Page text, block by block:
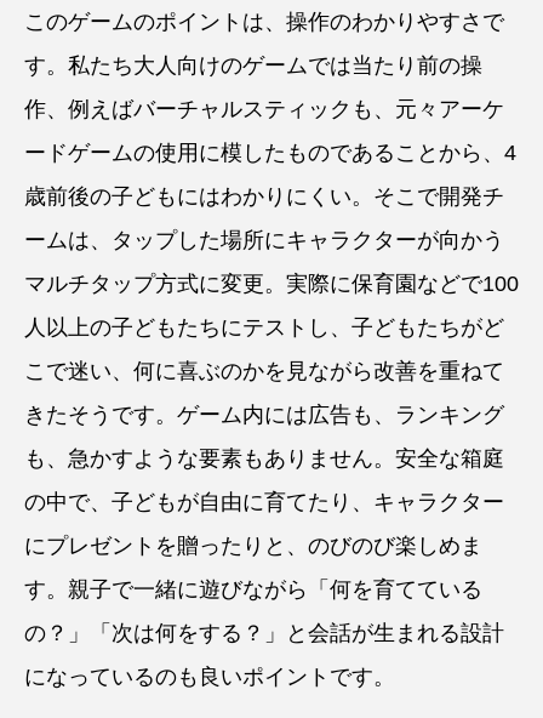
このゲームのポイントは、操作のわかりやすさで
す。私たち大人向けのゲームでは当たり前の操
作、例えばバーチャルスティックも、元々アーケ
ードゲームの使用に模したものであることから、4
歳前後の子どもにはわかりにくい。そこで開発チ
ームは、タップした場所にキャラクターが向かう
マルチタップ方式に変更。実際に保育園などで100
人以上の子どもたちにテストし、子どもたちがど
こで迷い、何に喜ぶのかを見ながら改善を重ねて
きたそうです。ゲーム内には広告も、ランキング
も、急かすような要素もありません。安全な箱庭
の中で、子どもが自由に育てたり、キャラクター
にプレゼントを贈ったりと、のびのび楽しめま
す。親子で一緒に遊びながら「何を育てている
の？」「次は何をする？」と会話が生まれる設計
になっているのも良いポイントです。